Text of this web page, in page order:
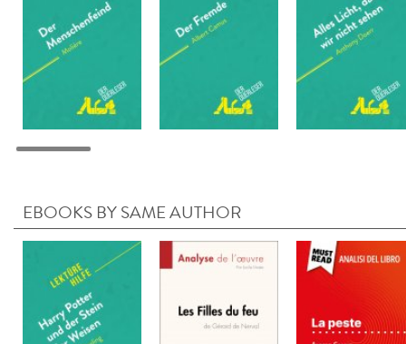
EBOOKS BY SAME AUTHOR